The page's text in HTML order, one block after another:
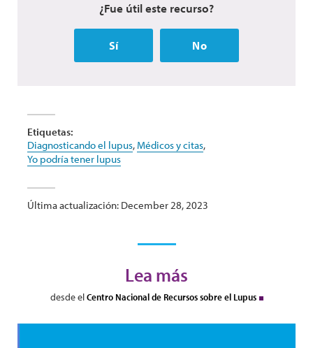
¿Fue útil este recurso?
Sí No
Etiquetas:
Diagnosticando el lupus, Médicos y citas,
Yo podría tener lupus
Última actualización: December 28, 2023
Lea más
desde elCentro Nacional de Recursos sobre el Lupus